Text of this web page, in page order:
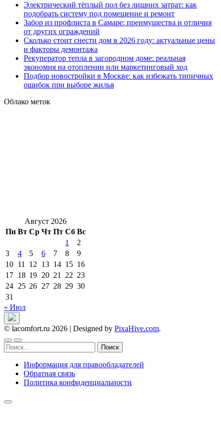
Электрический тёплый пол без лишних затрат: как
подобрать систему под помещение и ремонт
Забор из профлиста в Самаре: преимущества и отличия
от других ограждений
Сколько стоит снести дом в 2026 году: актуальные цены
и факторы демонтажа
Рекуператор тепла в загородном доме: реальная
экономия на отоплении или маркетинговый ход
Подбор новостройки в Москве: как избежать типичных
ошибок при выборе жилья
Облако меток
Август 2026
Пн Вт Ср Чт Пт Сб Вс
1
2
3
4 5 6 7 8
9
10 11 12 13 14 15 16
17 18 19 20 21 22 23
24 25 26 27 28 29 30
31
« Июл
© lacomfort.ru 2026 | Designed by PixaHive.com.
Найти:
Информация для правообладателей
Обратная связь
Политика конфиденциальности